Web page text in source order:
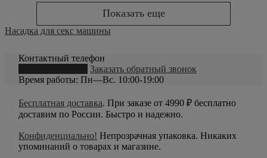
Показать еще
Насадка для секс машины
Контактный телефон
Заказать обратный звонок
Время работы: Пн—Вс. 10:00-19:00
Бесплатная доставка. При заказе от 4990 ₽ бесплатно
доставим по России. Быстро и надежно.
Конфиденциально! Непрозрачная упаковка. Никаких
упоминаний о товарах и магазине.